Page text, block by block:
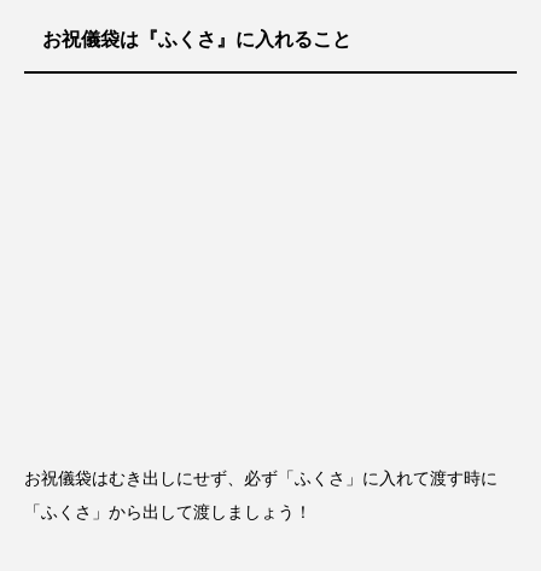
お祝儀袋は『ふくさ』に入れること
お祝儀袋はむき出しにせず、必ず「ふくさ」に入れて渡す時に
「ふくさ」から出して渡しましょう！